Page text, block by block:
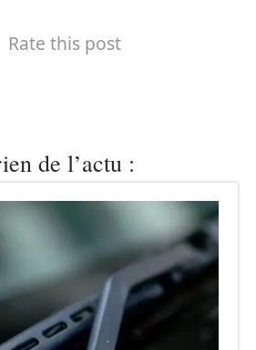
Rate this post
de l’actu :